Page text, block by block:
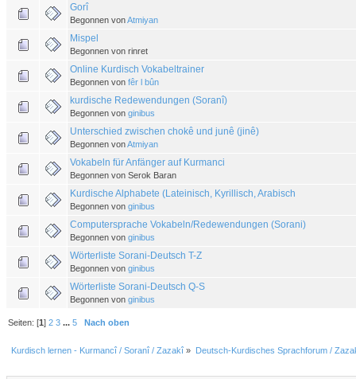
Gorî
Begonnen vonAtmiyan
Mispel
Begonnen von rinret
Online Kurdisch Vokabeltrainer
Begonnen von fêr l bûn
kurdische Redewendungen (Soranî)
Begonnen von ginibus
Unterschied zwischen chokê und junê (jinê)
Begonnen vonAtmiyan
Vokabeln für Anfänger auf Kurmanci
Begonnen von Serok Baran
Kurdische Alphabete (Lateinisch, Kyrillisch, Arabisch
Begonnen von ginibus
Computersprache Vokabeln/Redewendungen (Sorani)
Begonnen von ginibus
Wörterliste Sorani-Deutsch T-Z
Begonnen von ginibus
Wörterliste Sorani-Deutsch Q-S
Begonnen von ginibus
Seiten: [1]2 3 ...5 Nach oben
Kurdisch lernen - Kurmancî / Soranî / Zazakî » Deutsch-Kurdisches Sprachforum /